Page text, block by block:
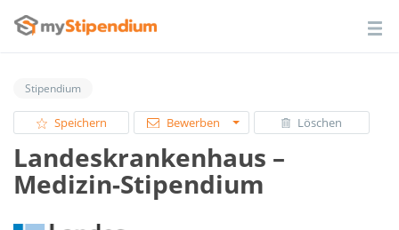
Stipendium
Speichern Bewerben Löschen
Landeskrankenhaus –
Medizin-Stipendium